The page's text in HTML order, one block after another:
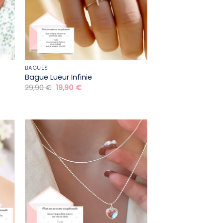
BAGUES
Bague Lueur Infinie
29,90€ Le
prix
19,90 €Le